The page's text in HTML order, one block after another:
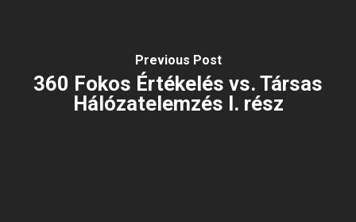
Previous Post
360 Fokos Értékelés vs. Társas
Hálózatelemzés I. rész